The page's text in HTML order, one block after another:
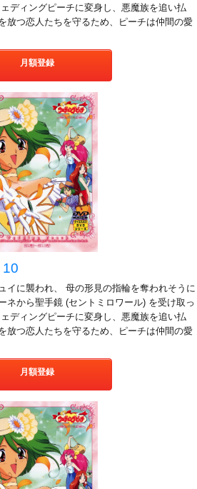
ディングピーチに変身し、悪魔族を追い払
放つ恋人たちを守るため、ピーチは仲間の愛
月額登録
10
イに襲われ、 母の形見の指輪を奪われそうに
ネから聖手鏡 (セントミロワール) を受け取っ
ディングピーチに変身し、悪魔族を追い払
放つ恋人たちを守るため、ピーチは仲間の愛
月額登録